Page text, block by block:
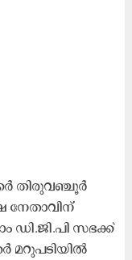
തിരുവഞ്ചൂർ
നേതാവിന്
ഡി.ജി.പി സഭക്ക്
മറുപടിയിൽ